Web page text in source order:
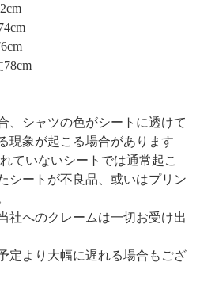
、シャツの色がシートに透けて
現象が起こる場合があります
ていないシートでは通常起こ
シートが不良品、或いはプリン
社へのクレームは一切お受け出
定より大幅に遅れる場合もござ